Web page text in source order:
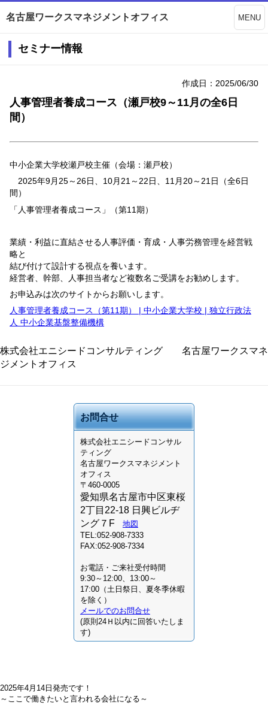
名古屋ワークスマネジメントオフィス MENU
セミナー情報
作成日：2025/06/30
人事管理者養成コース（瀬戸校9～11月の全6日
間）
中小企業大学校瀬戸校主催（会場：瀬戸校）
2025年9月25～26日、10月21～22日、11月20～21日（全6日
間）
「人事管理者養成コース」（第11期）
業績・利益に直結させる人事評価・育成・人事労務管理を経営戦
略と
結び付けて設計する視点を養います。
経営者、幹部、人事担当者など複数名ご受講をお勧めします。
お申込みは次のサイトからお願いします。
人事管理者養成コース（第11期） | 中小企業大学校 | 独立行政法
人 中小企業基盤整備機構
株式会社エニシードコンサルティング 名古屋ワークスマネ
ジメントオフィス
お問合せ
株式会社エニシードコンサル
ティング
名古屋ワークスマネジメント
オフィス
〒460-0005
愛知県名古屋市中区東桜
2丁目22-18 日興ビルヂ
ング７F
地図
TEL:052-908-7333
FAX:052-908-7334
お電話・ご来社受付時間
9:30～12:00、13:00～
17:00（土日祭日、夏冬季休暇
を除く）
メールでのお問合せ
(原則24Ｈ以内に回答いたしま
す)
2025年4月14日発売です！
～ここで働きたいと言われる会社になる～